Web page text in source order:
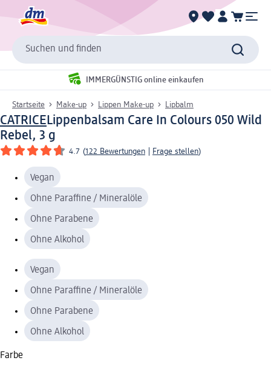
Suchen und finden
IMMERGÜNSTIG online einkaufen
Startseite Make-up Lippen Make-up Lipbalm
CATRICELippenbalsam Care In Colours 050 Wild
Rebel, 3 g
4.7 (122 Bewertungen Frage stellen)
Vegan
Ohne Paraffine / Mineralöle
Ohne Parabene
Ohne Alkohol
Vegan
Ohne Paraffine / Mineralöle
Ohne Parabene
Ohne Alkohol
Farbe